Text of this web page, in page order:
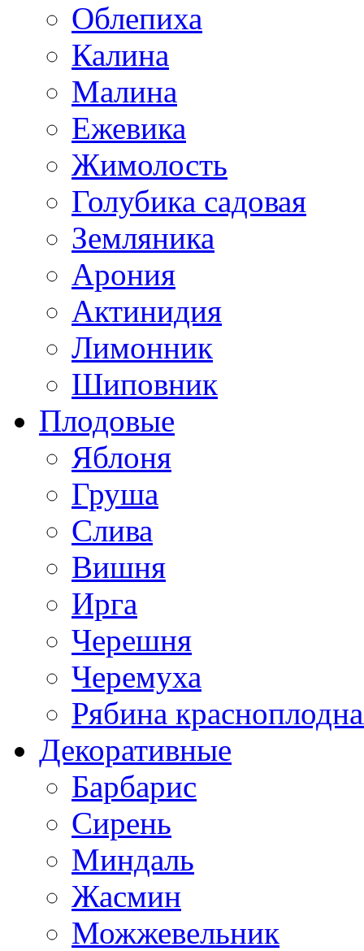
Облепиха
Калина
Малина
Ежевика
Жимолость
Голубика садовая
Земляника
Арония
Актинидия
Лимонник
Шиповник
Плодовые
Яблоня
Груша
Слива
Вишня
Ирга
Черешня
Черемуха
Рябина
Декоративные
Барбарис
Сирень
Миндаль
Жасмин
Можжевельник